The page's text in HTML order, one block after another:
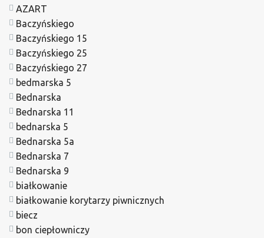
AZART
Baczyńskiego
Baczyńskiego 15
Baczyńskiego 25
Baczyńskiego 27
bedmarska 5
Bednarska
Bednarska 11
bednarska 5
Bednarska 5a
Bednarska 7
Bednarska 9
białkowanie
białkowanie korytarzy piwnicznych
biecz
bon ciepłowniczy